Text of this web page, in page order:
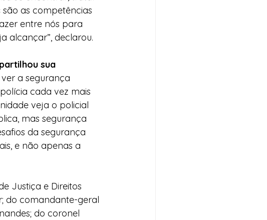
são as competências
entre nós para
alcançar”, declarou.
sua
a segurança
cada vez mais
veja o policial
mas segurança
da segurança
e não apenas a
Justiça e Direitos
do comandante-geral
do coronel